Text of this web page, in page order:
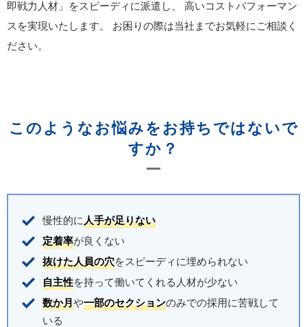
即戦力人材」をスピーディに派遣し、
高いコストパフォーマン
スを実現いたします。
お困りの際は当社までお気軽にご相談く
ださい。
このようなお悩みをお持ちではないで
すか？
慢性的に人手が足りない
定着率が良くない
抜けた人員の穴をスピーディに埋められない
自主性を持って働いてくれる人材が少ない
数か月や一部のセクションのみでの採用に苦戦して
いる